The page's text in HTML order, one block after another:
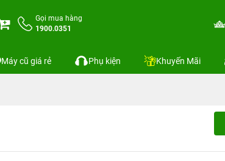
Gọi mua hàng
1900.0351
Máy cũ giá rẻ Phụ kiện Khuyến Mãi